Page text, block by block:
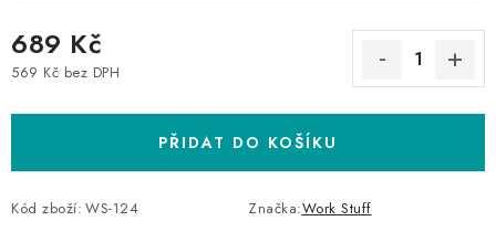
689 Kč
569 Kč bez DPH
PŘIDAT DO KOŠÍKU
Kód zboží: WS-124 Značka:Work Stuff